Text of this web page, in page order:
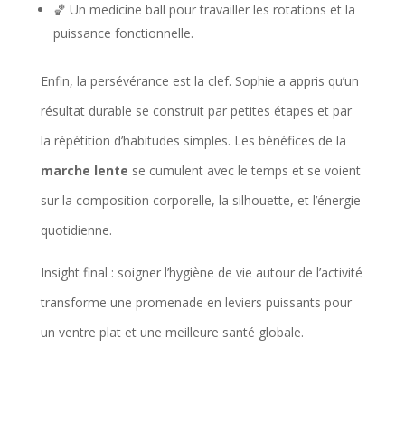
🏀 Un medicine ball pour travailler les rotations et la
puissance fonctionnelle.
Enfin, la persévérance est la clef. Sophie a appris qu’un
résultat durable se construit par petites étapes et par
la répétition d’habitudes simples. Les bénéfices de la
marche lente se cumulent avec le temps et se voient
sur la composition corporelle, la silhouette, et l’énergie
quotidienne.
Insight final : soigner l’hygiène de vie autour de l’activité
transforme une promenade en leviers puissants pour
un ventre plat et une meilleure santé globale.